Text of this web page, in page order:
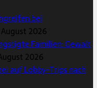
bei
August 2026
Familien: Gewalt
2026
auf Lobby-Trips nach